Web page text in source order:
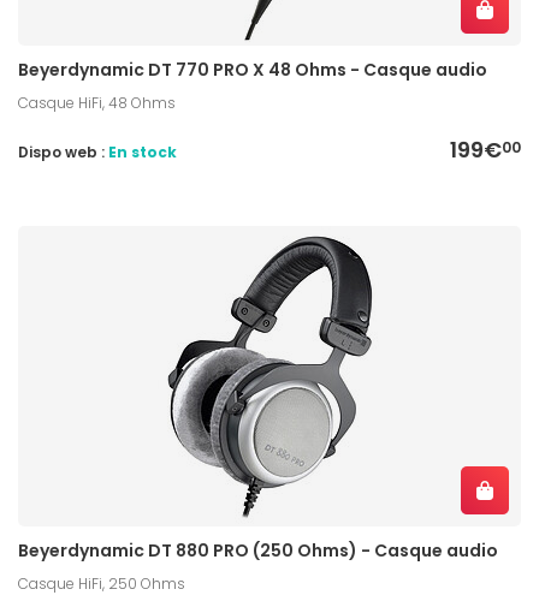
Beyerdynamic DT 770 PRO X 48 Ohms - Casque audio
Casque HiFi, 48 Ohms
199€00
Dispo web : En stock
Beyerdynamic DT 880 PRO (250 Ohms) - Casque audio
Casque HiFi, 250 Ohms